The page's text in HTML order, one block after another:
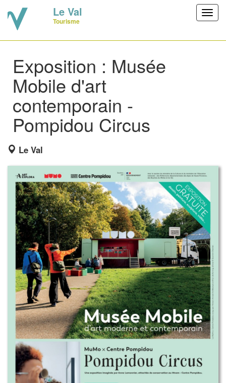
Le Val
Tourisme
Exposition : Musée
Mobile d'art
contemporain -
Pompidou Circus
Le Val